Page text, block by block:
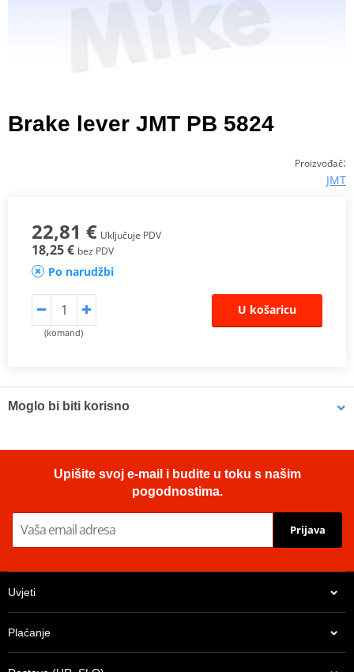
Brake lever JMT PB 5824
Proizvođač:
JMT
22,81 € Uključuje PDV
18,25 € bez PDV
Po narudžbi
(komand)
U košaricu
Moglo bi biti korisno
Upišite svoj e-mail i budite u toku s našim
pogodnostima.
Prijava
Uvjeti
Plaćanje